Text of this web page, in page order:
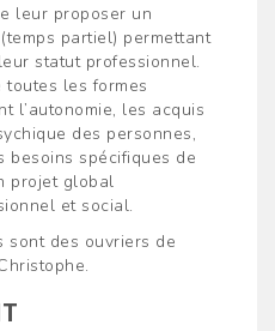
leur proposer un
partiel) permettant
statut professionnel.
les formes
l’autonomie, les acquis
des personnes,
besoins spécifiques de
projet global
et social.
sont des ouvriers de